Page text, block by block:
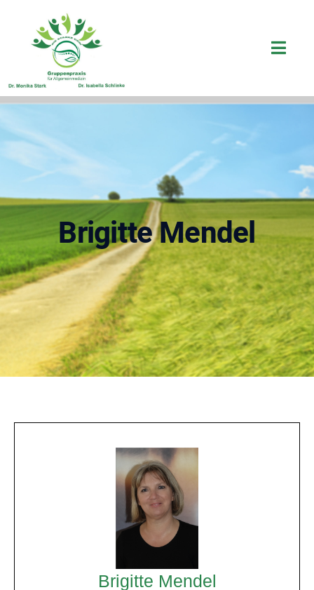
Brigitte Mendel
Brigitte Mendel